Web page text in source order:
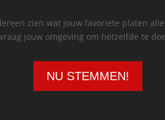
zien wat jouw favoriete platen
jouw omgeving om hetzelfde te
NU STEMMEN!